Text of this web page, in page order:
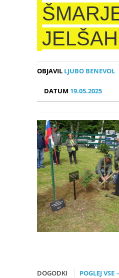
JELŠAH
OBJAVIL LJUBO BENEVOL
DATUM 19.05.2025
DOGODKI POGLEJ VSE